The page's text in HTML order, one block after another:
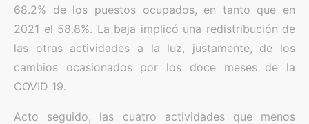
68.2% de los puestos ocupados, en tanto que en
2021 el 58.8%. La baja implicó una redistribución de
las otras actividades a la luz, justamente, de los
cambios ocasionados por los doce meses de la
COVID 19.
Acto seguido, las cuatro actividades que menos